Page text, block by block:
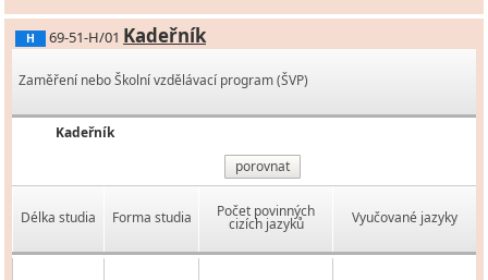
H 69-51-H/01 Kadeřník
Zaměření nebo Školní vzdělávací program (ŠVP)
Kadeřník
porovnat
Délka studia Forma studia Počet povinných
cizích jazyků Vyučované jazyky